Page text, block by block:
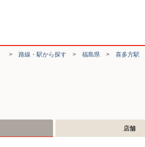
> 路線・駅から探す > 福島県 > 喜多方駅
店舗